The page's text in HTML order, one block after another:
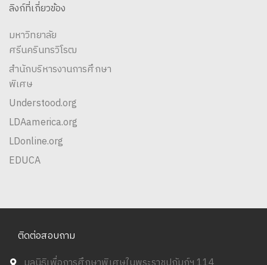
ลิงก์ที่เกี่ยวข้อง
มหาวิทยาลัย
ศรีนครินทรวิโรฒ
สำนักบริหารงานการศึกษา
พิเศษ
Understood.org
LDAamerica.org
LDonline.org
EDUCA
ติดต่อสอบถาม